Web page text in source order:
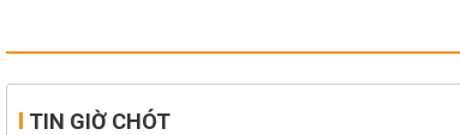
TIN GIỜ CHÓT